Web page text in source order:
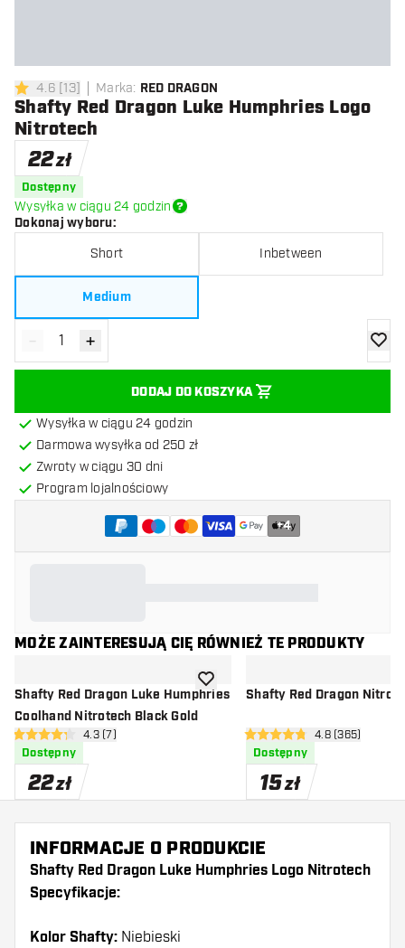
4.6 gwiazdki oceny
4.6 [13] Marka: RED DRAGON
Shafty Red Dragon Luke Humphries Logo
Nitrotech
22zł
Dostępny
Wysyłka w ciągu 24 godzin
Dokonaj wyboru:
Short Inbetween
Medium
Zmniejsz ilość
- Zwiększ ilość
+
DODAJ DO KOSZYKA
Wysyłka w ciągu 24 godzin
Darmowa wysyłka od 250 zł
Zwroty w ciągu 30 dni
Program lojalnościowy
+4
MOŻE ZAINTERESUJĄ CIĘ RÓWNIEŻ TE PRODUKTY
Shafty Red Dragon Luke Humphries
Coolhand Nitrotech Black Gold
otwórz panel recenzji
4.3 gwiazdki oceny
4.3 (7)
Dostępny
22zł
dodaj do listy życzeń
Shafty Red Dragon
otwórz panel
4.8 gwiazdki oceny
4.8 (365)
Dostępny
15zł
INFORMACJE O PRODUKCIE
Shafty Red Dragon Luke Humphries Logo Nitrotech
Specyfikacje:
Kolor Shafty: Niebieski